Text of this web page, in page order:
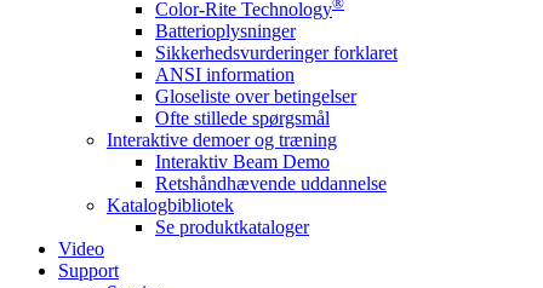
Color-Rite Technology
Batterioplysninger
Sikkerhedsvurderinger forklaret
ANSI information
Gloseliste over betingelser
Ofte stillede spørgsmål
Interaktive demoer og træning
Interaktiv Beam Demo
Retshåndhævende uddannelse
Katalogbibliotek
Se produktkataloger
Video
Support